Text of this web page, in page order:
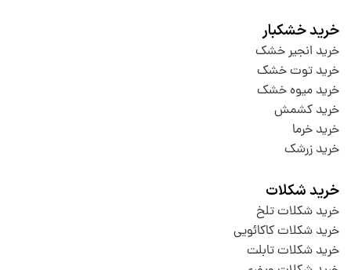
خرید خشکبار
خرید انجیر خشک
خرید توت خشک
خرید میوه خشک
خرید کشمش
خرید خرما
خرید زرشک
خرید شکلات
خرید شکلات تلخ
خرید شکلات کاکائویی
خرید شکلات تابلت